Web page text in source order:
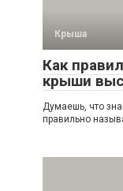
Крыша
Как
крыши
Думаешь, что
правильно